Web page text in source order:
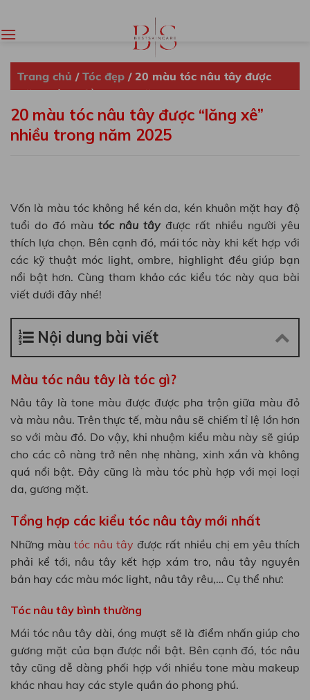
content
Trang chủ / Tóc đẹp / 20 màu tóc nâu tây được
“lăng xê” nhiều trong năm 2025
20 màu tóc nâu tây được “lăng xê”
nhiều trong năm 2025
Vốn là màu tóc không hề kén da, kén khuôn mặt hay độ
tuổi do đó màu tóc nâu tâyđược rất nhiều người yêu
thích lựa chọn. Bên cạnh đó, mái tóc này khi kết hợp với
các kỹ thuật móc light, ombre, highlight đều giúp bạn
nổi bật hơn. Cùng tham khảo các kiểu tóc này qua bài
viết dưới đây nhé!
Nội dung bài viết
Màu tóc nâu tây là tóc gì?
Nâu tây là tone màu được được pha trộn giữa màu đỏ
và màu nâu. Trên thực tế, màu nâu sẽ chiếm tỉ lệ lớn hơn
so với màu đỏ. Do vậy, khi nhuộm kiểu màu này sẽ giúp
cho các cô nàng trở nên nhẹ nhàng, xinh xắn và không
quá nổi bật. Đây cũng là màu tóc phù hợp với mọi loại
da, gương mặt.
Tổng hợp các kiểu tóc nâu tây mới nhất
Những màu tóc nâu tây được rất nhiều chị em yêu thích
phải kể tới, nâu tây kết hợp xám tro, nâu tây nguyên
bản hay các màu móc light, nâu tây rêu,… Cụ thể như:
Tóc nâu tây bình thường
Mái tóc nâu tây dài, óng mượt sẽ là điểm nhấn giúp cho
gương mặt của bạn được nổi bật. Bên cạnh đó, tóc nâu
tây cũng dễ dàng phối hợp với nhiều tone màu makeup
khác nhau hay các style quần áo phong phú.